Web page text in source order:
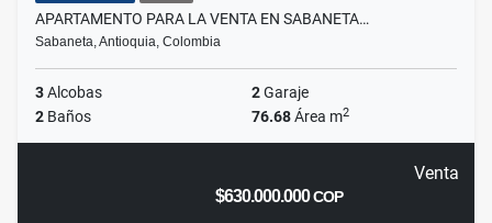
APARTAMENTO PARA LA VENTA EN SABANETA…
Sabaneta, Antioquia, Colombia
3Alcobas 2Garaje
2 Baños 76.68Área m2
Venta
$630.000.000COP